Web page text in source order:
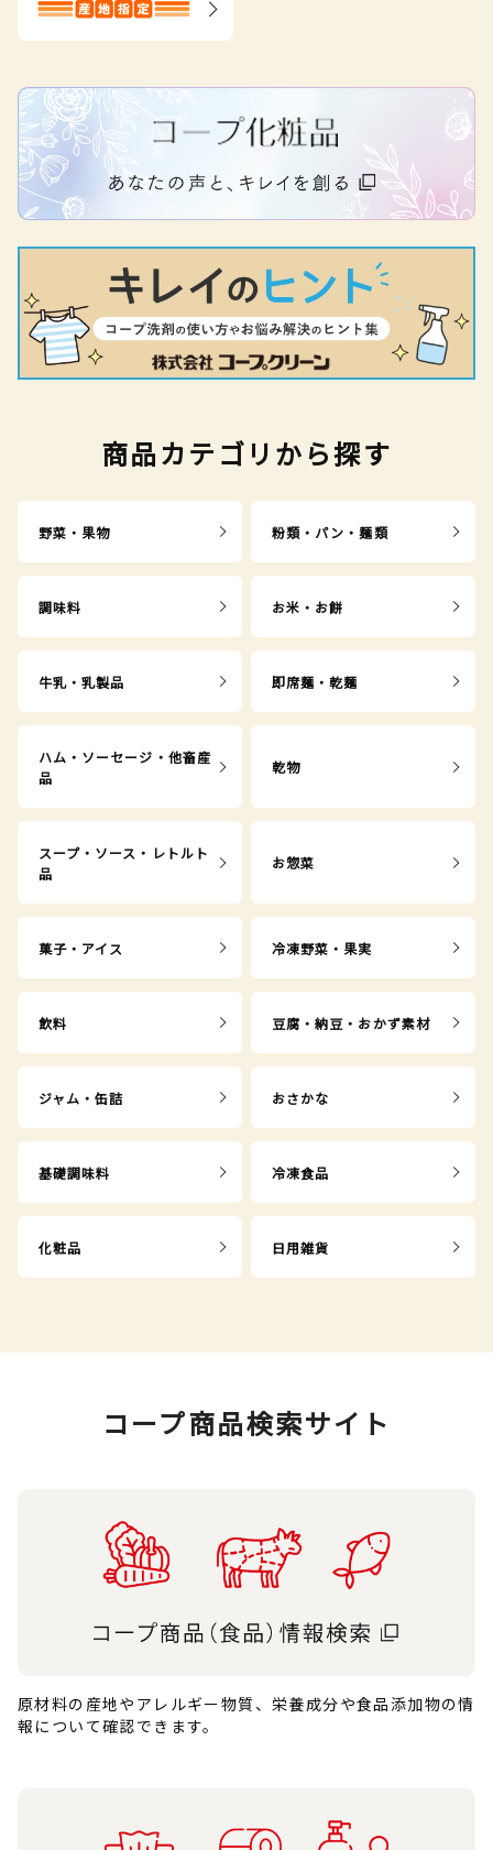
商品カテゴリから探す
野菜・果物 粉類・パン・麺類
調味料 お米・お餅
牛乳・乳製品 即席麺・乾麺
ハム・ソーセージ・他畜産
品
乾物
スープ・ソース・レトルト
品
お惣菜
菓子・アイス 冷凍野菜・果実
飲料 豆腐・納豆・おかず素材
ジャム・缶詰 おさかな
基礎調味料 冷凍食品
化粧品 日用雑貨
コープ商品検索サイト
原材料の産地やアレルギー物質、栄養成分や食品添加物の情
報について確認できます。